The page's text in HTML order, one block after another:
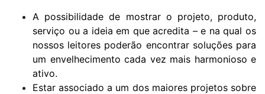
A possibilidade de mostrar o projeto, produto,
serviço ou a ideia em que acredita – e na qual os
nossos leitores poderão encontrar soluções para
um envelhecimento cada vez mais harmonioso e
ativo.
Estar associado a um dos maiores projetos sobre